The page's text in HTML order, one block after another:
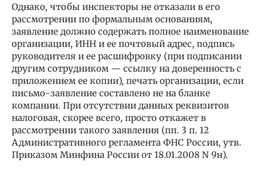
Однако, чтобы инспекторы не отказали в его
рассмотрении по формальным основаниям,
заявление должно содержать полное наименование
организации, ИНН и ее почтовый адрес, подпись
руководителя и ее расшифровку (при подписании
другим сотрудником — ссылку на доверенность с
приложением ее копии), печать организации, если
письмо-заявление составлено не на бланке
компании. При отсутствии данных реквизитов
налоговая, скорее всего, просто откажет в
рассмотрении такого заявления (пп. 3 п. 12
Административного регламента ФНС России, утв.
Приказом Минфина России от 18.01.2008 N 9н).